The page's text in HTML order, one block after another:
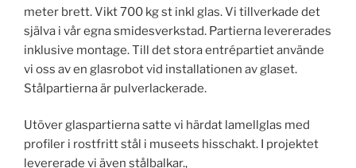
meter brett. Vikt 700 kg st inkl glas. Vi tillverkade det
själva i vår egna smidesverkstad. Partierna levererades
inklusive montage. Till det stora entrépartiet använde
vi oss av en glasrobot vid installationen av glaset.
Stålpartierna är pulverlackerade.
Utöver glaspartierna satte vi härdat lamellglas med
profiler i rostfritt stål i museets hisschakt. I projektet
levererade vi även stålbalkar.,